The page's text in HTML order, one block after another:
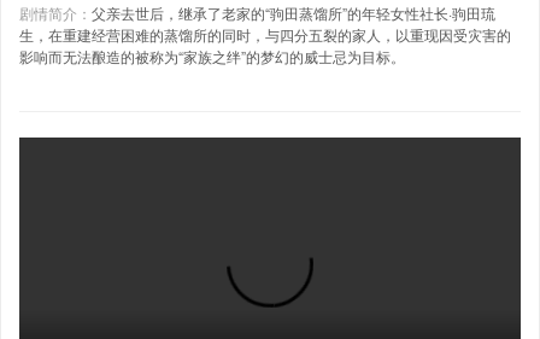
剧情简介： 父亲去世后，继承了老家的“驹田蒸馏所”的年轻女性社长·驹田琉
生，在重建经营困难的蒸馏所的同时，与四分五裂的家人，以重现因受灾害的
影响而无法酿造的被称为“家族之绊”的梦幻的威士忌为目标。